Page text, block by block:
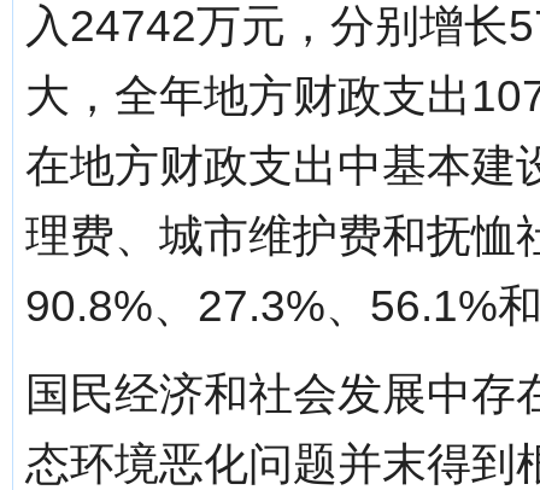
入24742万元，分别增长
大，全年地方财政支出
在地方财政支出中基本建
理费、城市维护费和抚恤
90.8%、27.3%、56.1%
国民经济和社会发展中
态环境恶化问题并末得到